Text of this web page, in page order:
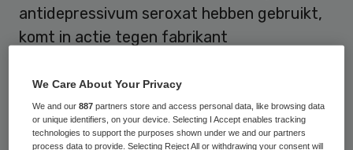
antidepressivum seroxat hebben gebruikt,
komt in actie tegen fabrikant
advocaat Ron Lensen en Judith
Dingemanse van de Stichting SeroxatClaim
na berichtgeving in de Volkskrant.
We Care About Your Privacy
We and our887 partners store and access personal data, like browsing data
or unique identifiers, on your device. Selecting I Accept enables tracking
technologies to support the purposes shown under we and our partners
process data to provide. Selecting Reject All or withdrawing your consent will